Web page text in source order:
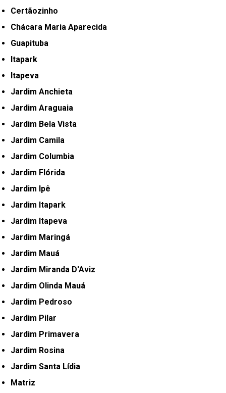
Certãozinho
Chácara Maria Aparecida
Guapituba
Itapark
Itapeva
Jardim Anchieta
Jardim Araguaia
Jardim Bela Vista
Jardim Camila
Jardim Columbia
Jardim Flórida
Jardim Ipê
Jardim Itapark
Jardim Itapeva
Jardim Maringá
Jardim Mauá
Jardim Miranda D'Aviz
Jardim Olinda Mauá
Jardim Pedroso
Jardim Pilar
Jardim Primavera
Jardim Rosina
Jardim Santa Lídia
Matriz